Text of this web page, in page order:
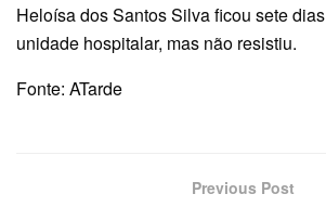
Heloísa dos Santos Silva ficou sete
unidade hospitalar, mas não resistiu.
Fonte: ATarde
Previous Post